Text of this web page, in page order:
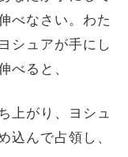
べなさい。わた
シュアが手にし
べると、
上がり、ヨシュ
込んで占領し、